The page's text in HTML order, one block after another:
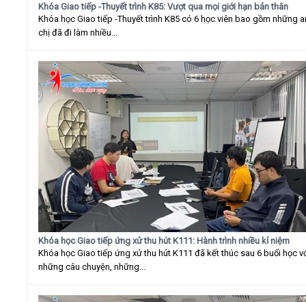
Khóa Giao tiếp -Thuyết trình K85: Vượt qua mọi giới hạn bản thân
Khóa học Giao tiếp -Thuyết trình K85 có 6 học viên bao gồm những
chị đã đi làm nhiều...
Khóa học Giao tiếp ứng xử thu hút K111: Hành trình nhiều kỉ niệm
Khóa học Giao tiếp ứng xử thu hút K111 đã kết thúc sau 6 buổi học
những câu chuyện, những...